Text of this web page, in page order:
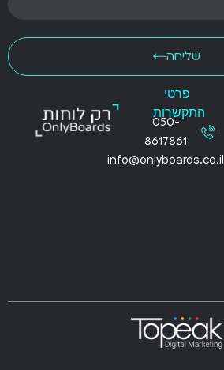
שליחה
פרטי
התקשרות
050-
8617861
info@onlyboards.co.il